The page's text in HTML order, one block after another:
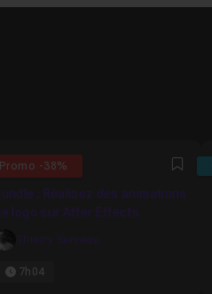
Promo -38%
: Réalisez des animations
logo sur After Effects
Thierry Serveau
7h04